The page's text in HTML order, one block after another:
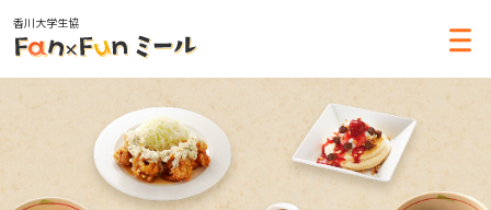
香川大学生協